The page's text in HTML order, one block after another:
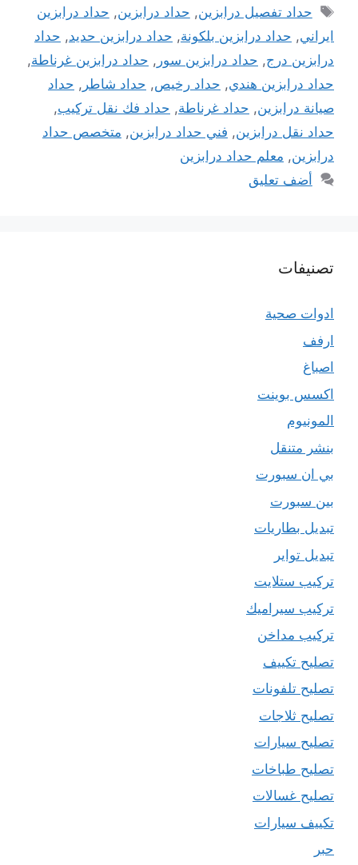
الوسوم
حداد تفصيل درابزين, حداد درابزين, حداد درابزين
ايراني, حداد درابزين بلكونة, حداد درابزين حديد, حداد
درابزين درج, حداد درابزين سور , حداد درابزين غرناطة,
حداد درابزين هندي, حداد رخيص, حداد شاطر , حداد
صيانة درابزين, حداد غرناطة, حداد فك نقل تركيب,
حداد نقل درابزين, فني حداد درابزين, متخصص حداد
درابزين, معلم حداد درابزين
أضف تعليق
تصنيفات
ادوات صحية
ارفف
اصباغ
اكسس بوينت
المونيوم
بنشر متنقل
بي ان سبورت
بين سبورت
تبديل بطاريات
تبديل تواير
تركيب ستلايت
تركيب سيراميك
تركيب مداخن
تصليح تكييف
تصليح تلفونات
تصليح ثلاجات
تصليح سيارات
تصليح طباخات
تصليح غسالات
تكييف سيارات
حبر